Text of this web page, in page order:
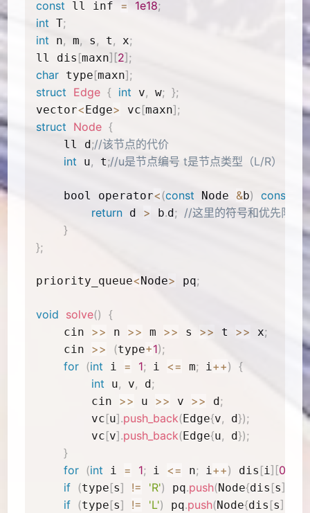
const ll inf = 1e18;
int T;
int n, m, s, t, x;
ll dis [maxn] [2] ;
char type[maxn];
struct Edge { int v, w; };
vector< Edge> vc[maxn];
struct Node {
    ll d
;//该节点的代价
int u, t;//u是节点编号 t是节点类型（L/R）
    bool operator
<(const Node &b) const
return d > b.d ; //这里的符号和优先队列
}
};
priority_queue< Node> pq;
void solve() {
    cin
>> n >> m >> s >> t >> x;
    cin
>> (type+1);
for (int i = 1; i <= m; i++)
{
int u, v, d ;
        cin
>> u >> v >> d ;
        vc
[u].push_back( Edge{v, d});
        vc
[v].push_back( Edge{u, d});
}
for (int i = 1; i <= n; i++) dis [i] [0
if (type[s] != 'R') pq.push(Node{dis [s]
if (type[s] != 'L') pq.push(Node{dis [s]